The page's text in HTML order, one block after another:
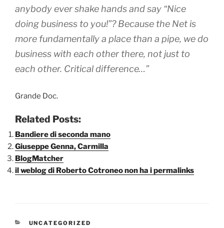
anybody ever shake hands and say “Nice
doing business to you!”? Because the Net is
more fundamentally a place than a pipe, we do
business with each other there, not just to
each other. Critical difference…”
Grande Doc.
Related Posts:
Bandiere di seconda mano
Giuseppe Genna, Carmilla
BlogMatcher
il weblog di Roberto Cotroneo non ha i permalinks
CATEGORIE
UNCATEGORIZED